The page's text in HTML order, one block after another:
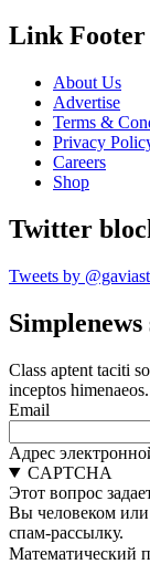
Link Footer
About Us
Advertise
Terms &
Privacy
Careers
Shop
Twitter
Tweets by
Class aptent taciti
inceptos
Email
Адрес
CAPTCHA
Этот вопрос
Вы человеком или
спам-рассылку.
Математический